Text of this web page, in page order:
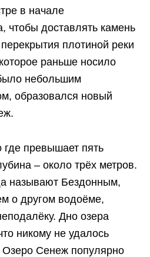
в начале
чтобы доставлять камень
плотиной реки
раньше носило
небольшим
образовался новый
где превышает пять
– около трёх метров.
называют Бездонным,
о другом водоёме,
Дно озера
никому не удалось
Озеро Сенеж популярно